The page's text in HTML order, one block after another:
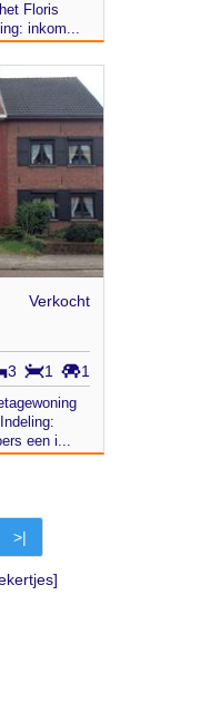
Floris
inkom...
Verkocht
1
1
3
een i...
>|